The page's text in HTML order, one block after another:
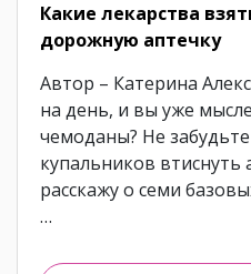
Какие лекарства
дорожную аптечку
Автор – Катерина
на день, и вы уже
чемоданы? Не
купальников втиснуть
расскажу о семи
…